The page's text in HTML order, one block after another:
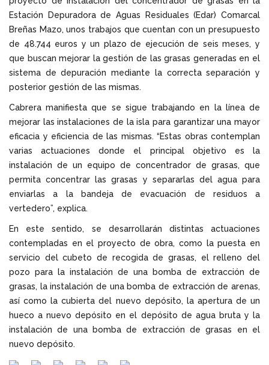
Estación Depuradora de Aguas Residuales (Edar) Comarcal
Breñas Mazo, unos trabajos que cuentan con un presupuesto
de 48.744 euros y un plazo de ejecución de seis meses, y
que buscan mejorar la gestión de las grasas generadas en el
sistema de depuración mediante la correcta separación y
posterior gestión de las mismas.
Cabrera manifiesta que se sigue trabajando en la línea de
mejorar las instalaciones de la isla para garantizar una mayor
eficacia y eficiencia de las mismas. “Estas obras contemplan
varias actuaciones donde el principal objetivo es la
instalación de un equipo de concentrador de grasas, que
permita concentrar las grasas y separarlas del agua para
enviarlas a la bandeja de evacuación de residuos a
vertedero”, explica.
En este sentido, se desarrollarán distintas actuaciones
contempladas en el proyecto de obra, como la puesta en
servicio del cubeto de recogida de grasas, el relleno del
pozo para la instalación de una bomba de extracción de
grasas, la instalación de una bomba de extracción de arenas,
así como la cubierta del nuevo depósito, la apertura de un
hueco a nuevo depósito en el depósito de agua bruta y la
instalación de una bomba de extracción de grasas en el
nuevo depósito.